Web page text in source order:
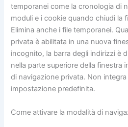
temporanei come la cronologia di
moduli e i cookie quando chiudi la
Elimina anche i file temporanei.
privata è abilitata in una nuova
incognito, la barra degli indirizzi è
nella parte superiore della finestra
di navigazione privata. Non
impostazione predefinita.
Come attivare la modalità di